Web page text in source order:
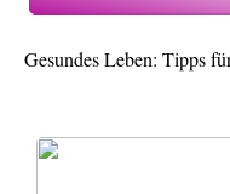
Gesundes Leben: Tipps